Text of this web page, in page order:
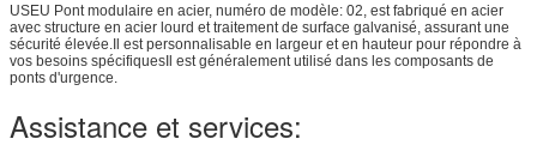
USEU Pont modulaire en acier, numéro de modèle: 02, est fabriqué en acier
avec structure en acier lourd et traitement de surface galvanisé, assurant une
sécurité élevée.Il est personnalisable en largeur et en hauteur pour répondre à
vos besoins spécifiquesIl est généralement utilisé dans les composants de
ponts d'urgence.
Assistance et services: